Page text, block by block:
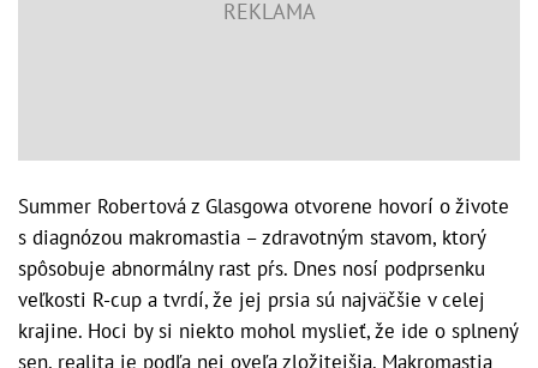
Summer Robertová z Glasgowa otvorene hovorí o živote
s diagnózou makromastia – zdravotným stavom, ktorý
spôsobuje abnormálny rast pŕs. Dnes nosí podprsenku
veľkosti R-cup a tvrdí, že jej prsia sú najväčšie v celej
krajine. Hoci by si niekto mohol myslieť, že ide o splnený
sen, realita je podľa nej oveľa zložitejšia. Makromastia